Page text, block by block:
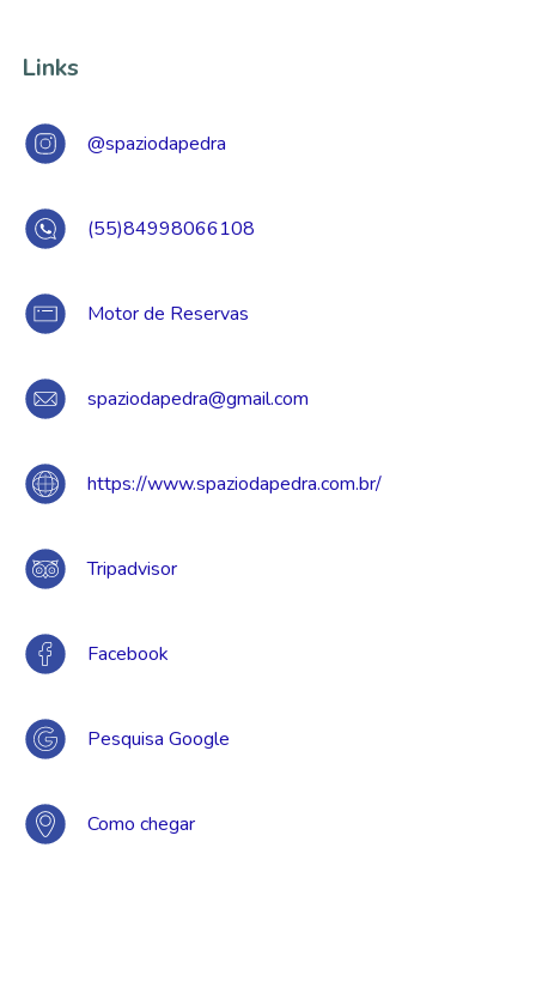
Links
@spaziodapedra
(55)84998066108
Motor de Reservas
spaziodapedra@gmail.com
https://www.spaziodapedra.com.br/
Tripadvisor
Facebook
Pesquisa Google
Como chegar